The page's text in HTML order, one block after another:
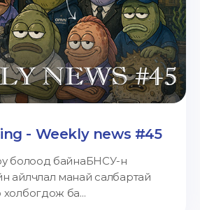
- Weekly news #45
болоод байнаБНСУ-н
айлчлал манай салбартай
ба...